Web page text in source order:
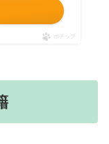
ポチップ